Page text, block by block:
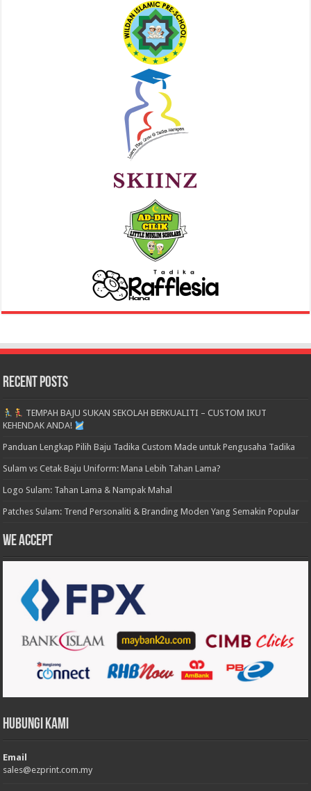
Recent Posts
TEMPAH BAJU SUKAN SEKOLAH BERKUALITI – CUSTOM IKUT
KEHENDAK ANDA!
Panduan Lengkap Pilih Baju Tadika Custom Made untuk Pengusaha Tadika
Sulam vs Cetak Baju Uniform: Mana Lebih Tahan Lama?
Logo Sulam: Tahan Lama & Nampak Mahal
Patches Sulam: Trend Personaliti & Branding Moden Yang Semakin Popular
We accept
Hubungi Kami
Email
sales@ezprint.com.my